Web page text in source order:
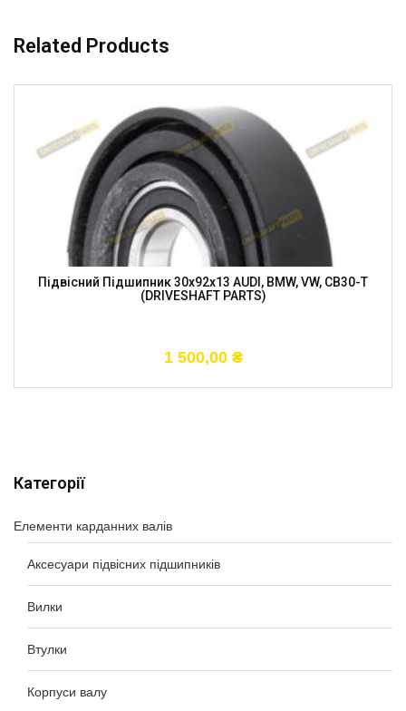
Категорії
Елементи карданних валів
Аксесуари підвісних підшипників
Вилки
Втулки
Корпуси валу
Related Products
Підвісний Підшипник 30x92x13 AUDI, BMW, VW, CB30-T
(DRIVESHAFT PARTS)
1 500,00 ₴